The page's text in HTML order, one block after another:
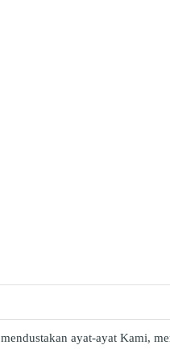
ayat-ayat Kami,